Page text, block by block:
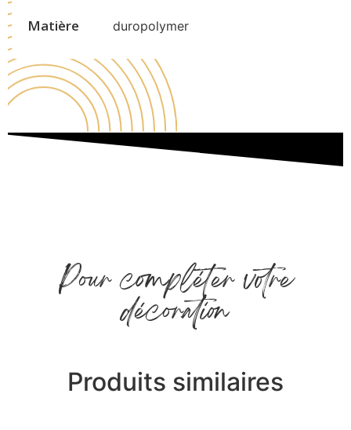
Matière duropolymer
Pour compléter votre
décoration
Produits similaires